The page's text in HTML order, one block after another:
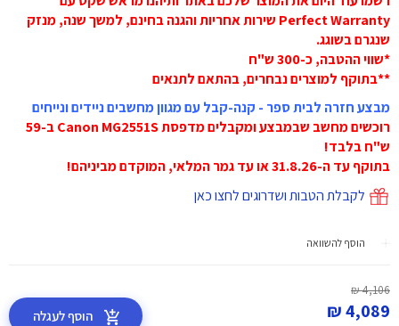
Perfect Warranty שירות אחריות והגנה בחינם, למשך שנה, מנזק
שנגרם בשוגג.
*שווי ההטבה, כ-300 ש"ח
**בתוקף למוצרים נבחרים, בהתאם לתנאים
מבצע חזרה לבית ספר - קנה-קבל עם מגוון מחשבים ניידים ונייחים
רוכשים מחשב שבמבצע ומקבלים מדפסת Canon MG2551S ב-59
ש"ח בלבד!
בתוקף עד ה-31.8.26 או עד גמר המלאי, המוקדם מביניהם!
לקבלת הטבות ושדרוגים לחצו כאן
הוסף להשוואה
4,106 ₪
4,089 ₪ הוסף לעגלה